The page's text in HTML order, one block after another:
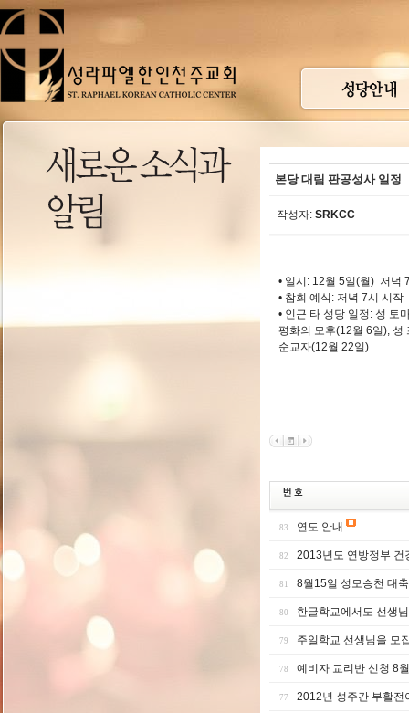
본당 대림 판공성사 일정
작성자: SRKCC
• 일시: 12월 5일(월) 저녁
• 참회 예식: 저녁 7시 시작
• 인근 타 성당 일정: 성 토
평화의 모후(12월 6일), 성
순교자(12월 22일)
83 연도 안내
82 2013년도 연방정부 건
81 8월15일 성모승천 대
80 한글학교에서도 선생
79 주일학교 선생님을 모
78 예비자 교리반 신청 8
77 2012년 성주간 부활전